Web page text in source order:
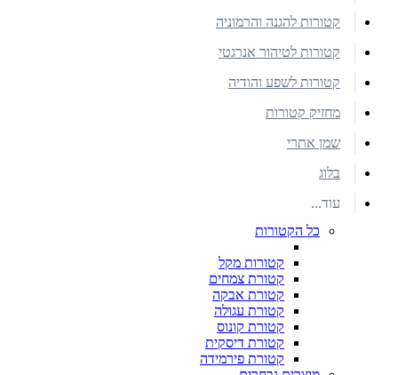
קטורות להגנה והרמוניה
קטורות לטיהור אנרגטי
קטורות לשפע והודיה
מחזיק קטורות
שמן אתרי
בלוג
עוד...
כל הקטורות
קטורות מקל
קטורת צמחים
קטורת אבקה
קטורת עגולה
קטורת קונוס
קטורת דיסקית
קטורת פירמידה